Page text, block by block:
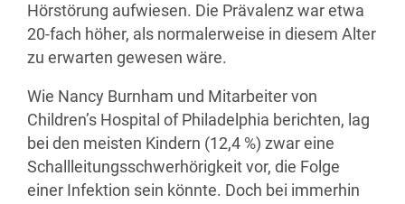
Hörstörung aufwiesen. Die Prävalenz war etwa
20-fach höher, als normalerweise in diesem Alter
zu erwarten gewesen wäre.
Wie Nancy Burnham und Mitarbeiter von
Children’s Hospital of Philadelphia berichten, lag
bei den meisten Kindern (12,4 %) zwar eine
Schallleitungsschwerhörigkeit vor, die Folge
einer Infektion sein könnte. Doch bei immerhin